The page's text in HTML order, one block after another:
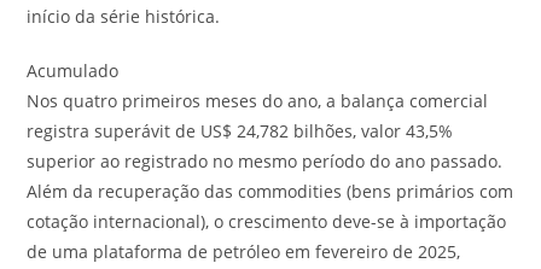
início da série histórica.
Acumulado
Nos quatro primeiros meses do ano, a balança comercial
registra superávit de US$ 24,782 bilhões, valor 43,5%
superior ao registrado no mesmo período do ano passado.
Além da recuperação das commodities (bens primários com
cotação internacional), o crescimento deve-se à importação
de uma plataforma de petróleo em fevereiro de 2025,